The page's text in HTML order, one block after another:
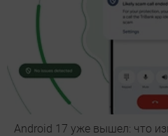
Android 17 уже вышел: что